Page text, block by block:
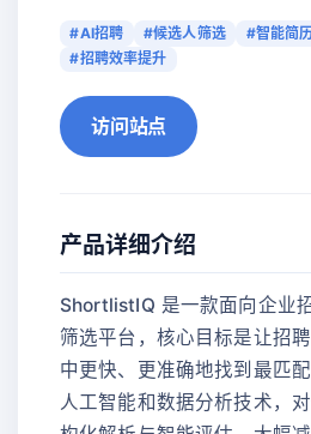
#AI招聘 #候选人筛选 #智能简
#招聘效率提升
访问站点
产品详细介绍
ShortlistIQ 是一款面向企业
筛选平台，核心目标是让招
中更快、更准确地找到最匹
人工智能和数据分析技术，